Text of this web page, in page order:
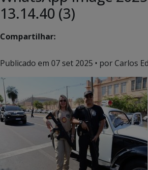
13.14.40 (3)
Compartilhar:
Publicado em 07 set 2025 • por Carlos